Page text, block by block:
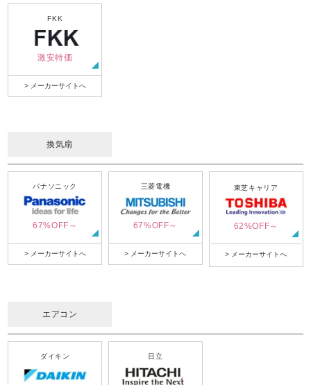
FKK
激安特価
> メーカーサイトへ
換気扇
パナソニック
67%OFF～
> メーカーサイトへ
三菱電機
67%OFF～
> メーカーサイトへ
東芝キャリア
62%OFF～
> メーカーサイトへ
エアコン
ダイキン 日立